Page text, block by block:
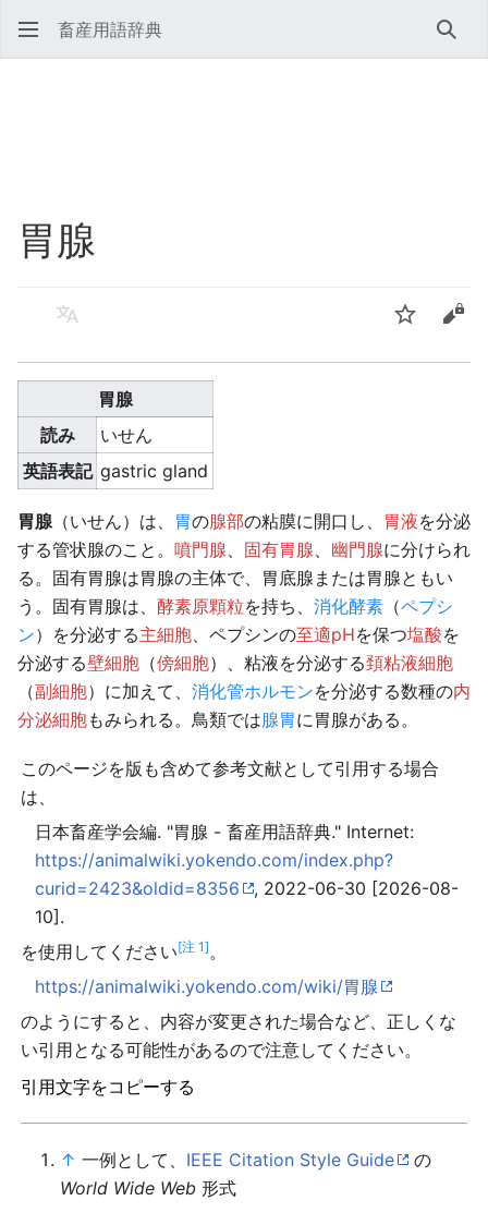
畜産用語辞典 検索
胃腺
言語 ウォッチソ
胃腺
読み
いせん
英語表記 gastric gland
胃腺（いせん）は、 胃の腺部の粘膜に開口し、 胃液を分泌
する管状腺のこと。 噴門腺、 固有胃腺、 幽門腺に分けられ
る。固有胃腺は胃腺の主体で、胃底腺または胃腺ともい
う。固有胃腺は、 酵素原顆粒を持ち、 消化酵素 （ペプシ
ン）を分泌する主細胞、ペプシンの至適pHを保つ塩酸を
分泌する壁細胞 （傍細胞）、粘液を分泌する頚粘液細胞
（副細胞）に加えて、 消化管ホルモンを分泌する数種の内
分泌細胞もみられる。鳥類では腺胃に胃腺がある。
このページを版も含めて参考文献として引用する場合
は、
日本畜産学会編. "胃腺 - 畜産用語辞典." Internet:
https://animalwiki.yokendo.com/index.php?
curid=2423&oldid=8356
, 2022-06-30 [2026-08-
10].
を使用してください[注 1]。
https://animalwiki.yokendo.com/wiki/胃腺
のようにすると、内容が変更された場合など、正しくな
い引用となる可能性があるので注意してください。
引用文字をコピーする
↑ 一例として、 IEEE Citation Style Guide
の
World Wide Web 形式